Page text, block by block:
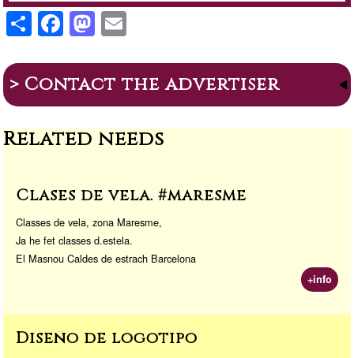
S
h
ar
e
F
a
c
e
b
o
k
M
a
st
o
d
o
E
ail
> Contact the advertiser
Related needs
Clases de vela. #maresme
Classes de vela, zona Maresme,
Ja he fet classes d.estela.
El Masnou Caldes de estrach Barcelona
+info
Diseño de logotipo